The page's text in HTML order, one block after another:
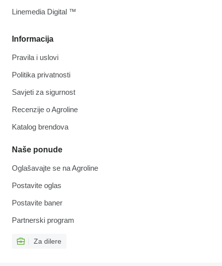
Informacija
Pravila i uslovi
Politika privatnosti
Savjeti za sigurnost
Recenzije o Agroline
Katalog brendova
Naše ponude
Oglašavajte se na Agroline
Postavite oglas
Postavite baner
Partnerski program
Za dilere
Linemedia Digital ™